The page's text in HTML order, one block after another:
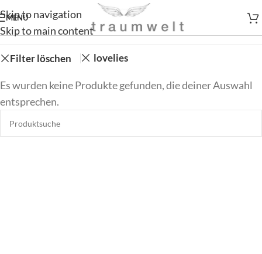
Skip to navigation
Skip to main content
MENÜ
Filter löschen lovelies
Es wurden keine Produkte gefunden, die deiner Auswahl
entsprechen.